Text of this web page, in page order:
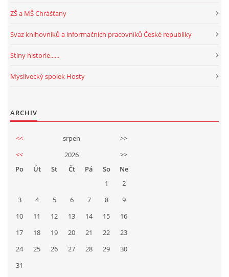
ZŠ a MŠ Chrášťany
Svaz knihovníků a informačních pracovníků České republiky
Stíny historie......
Myslivecký spolek Hosty
ARCHIV
<< srpen
>>
<<
2026
>>
Po
Út St Čt Pá So
Ne
1
2
3
4 5 6 7 8
9
10
11 12 13 14 15
16
17
18 19 20 21 22
23
24
25 26 27 28 29
30
31